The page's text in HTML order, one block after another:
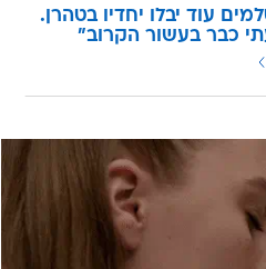
עוד יבלו יחדיו בטהרן.
כבר בעשור הקרוב"